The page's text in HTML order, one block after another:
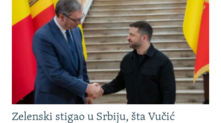
Zelenski stigao u Srbiju, šta Vučić